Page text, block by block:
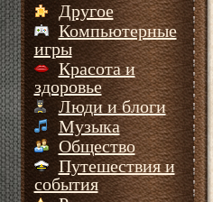
Другое
Компьютерные
игры
Красота и
здоровье
Люди и блоги
Музыка
Общество
Путешествия и
события